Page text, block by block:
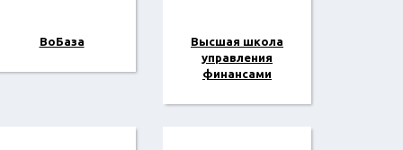
ВоБаза
Высшая школа
управления
финансами